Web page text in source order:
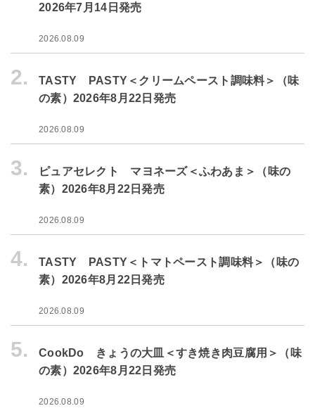
2026年7月14日発売
2026.08.09
2.
TASTY PASTY＜クリームペースト調味料＞（味
の素）2026年8月22日発売
2026.08.09
3.
ピュアセレクト マヨネーズ＜ふわあま＞（味の
素）2026年8月22日発売
2026.08.09
4.
TASTY PASTY＜トマトペースト調味料＞（味の
素）2026年8月22日発売
2026.08.09
5.
CookDo きょうの大皿＜すき焼き肉豆腐用＞（味
の素）2026年8月22日発売
2026.08.09